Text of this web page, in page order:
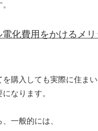
電化費用をかけるメ
を購入しても実際に住ま
なります。
一般的には、